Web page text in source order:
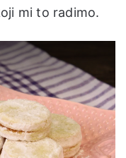
mi to radimo.